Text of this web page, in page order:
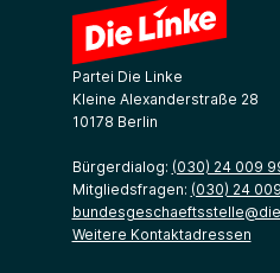
Partei Die Linke
Kleine Alexanderstraße 28
10178 Berlin
Bürgerdialog: (030) 24 009
Mitgliedsfragen: (030) 24
Weitere Kontaktadressen